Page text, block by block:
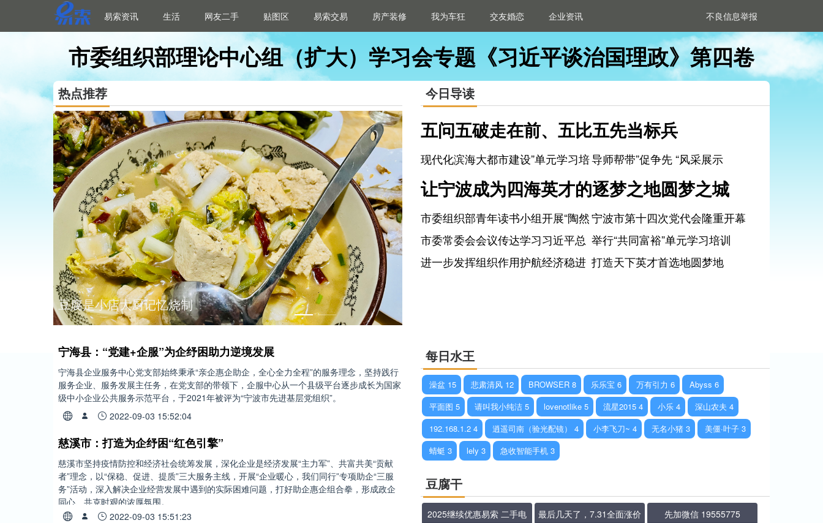
易索资讯 生活 网友二手 贴图区 易索交易 房产装修 我为车狂 交友婚恋 企业资讯 不良信息举报
市委组织部理论中心组（扩大）学习会专题《习近平谈治国理政》第四卷
热点推荐
假日溜娃好去处，卖柴岙水库。
今日导读
五问五破走在前、五比五先当标兵
现代化滨海大都市建设”单元学习培
训
导师帮带”促争先 “风采展示
让宁波成为四海英才的逐梦之地圆梦之城
市委组织部青年读书小组开展“陶然
悦读”读书分享活动
宁波市第十四次党代会隆重开幕
市委常委会会议传达学习习近平总
书记重要讲话精神
举行“共同富裕”单元学习培训
进一步发挥组织作用护航经济稳进 打造天下英才首选地圆梦地
宁海县：“党建+企服”为企纾困助力逆境发展
宁海县企业服务中心党支部始终秉承“亲企惠企助企，全心全力全程”的服务理念，坚持践行
服务企业、服务发展主任务，在党支部的带领下，企服中心从一个县级平台逐步成长为国家
级中小企业公共服务示范平台，于2021年被评为“宁波市先进基层党组织”。
2022-09-03 15:52:04
慈溪市：打造为企纾困“红色引擎”
慈溪市坚持疫情防控和经济社会统筹发展，深化企业是经济发展“主力军”、共富共美“贡献
者”理念，以“保稳、促进、提质”三大服务主线，开展“企业暖心，我们同行”专项助企“三服
务”活动，深入解决企业经营发展中遇到的实际困难问题，打好助企惠企组合拳，形成政企
同心、共克时艰的浓厚氛围。
2022-09-03 15:51:23
每日水王
澡盆 15 悲肃清风 12 BROWSER 8 乐乐宝 6 万有引力 6 Abyss 6
平面图 5 请叫我小纯洁 5 lovenotlike 5 流星2015 4 小乐 4 深山农夫 4
192.168.1.2 4 逍遥司南（验光配镜） 4 小李飞刀~ 4 无名小猪 3 美僵·叶子 3
蜻蜓 3 lely 3 急收智能手机 3
豆腐干
2025继续优惠易索 二手电
最后几天了，7.31全面涨价
先加微信 19555775